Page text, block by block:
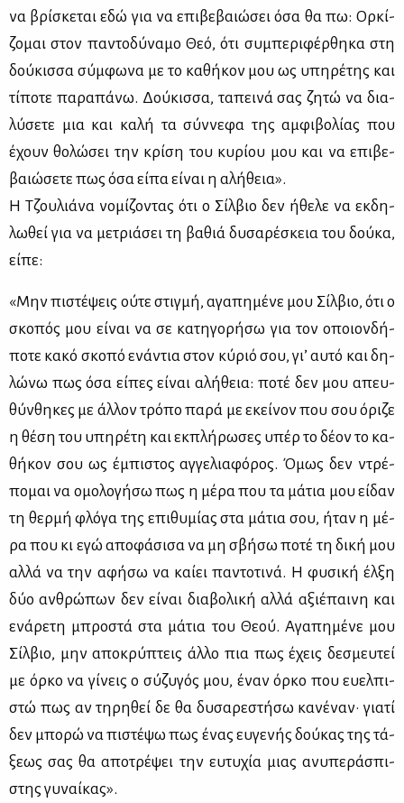
να βρί­σκε­ται εδώ για να επι­βε­βαιώ­σει όσα θα πω: Ορ­κί­
ζο­μαι στον πα­ντο­δύ­να­μο Θεό, ότι συ­μπε­ρι­φέρ­θη­κα στη
δού­κισ­σα σύμ­φω­να με το κα­θή­κον μου ως υπη­ρέ­της και
τί­πο­τε πα­ρα­πά­νω. Δού­κισ­σα, τα­πει­νά σας ζη­τώ να δια­
λύ­σε­τε μια και κα­λή τα σύν­νε­φα της αμ­φι­βο­λί­ας που
έχουν θο­λώ­σει την κρί­ση του κυ­ρί­ου μου και να επι­βε­
βαιώ­σε­τε πως όσα εί­πα εί­ναι η αλή­θεια».
Η Τζου­λιά­να νο­μί­ζο­ντας ότι ο Σίλ­βιο δεν ήθε­λε να εκ­δη­
λω­θεί για να με­τριά­σει τη βα­θιά δυ­σα­ρέ­σκεια του δού­κα,
εί­πε:
«Μην πι­στέ­ψεις ού­τε στιγ­μή, αγα­πη­μέ­νε μου Σίλ­βιο, ότι ο
σκο­πός μου εί­ναι να σε κα­τη­γο­ρή­σω για τον οποιον­δή­
πο­τε κα­κό σκο­πό ενά­ντια στον κύ­ριό σου, γι’ αυ­τό και δη­
λώ­νω πως όσα εί­πες εί­ναι αλή­θεια: πο­τέ δεν μου απευ­
θύν­θη­κες με άλ­λον τρό­πο πα­ρά με εκεί­νον που σου όρι­ζε
η θέ­ση του υπη­ρέ­τη και εκ­πλή­ρω­σες υπέρ το δέ­ον το κα­
θή­κον σου ως έμπι­στος αγ­γε­λια­φό­ρος. Όμως δεν ντρέ­
πο­μαι να ομο­λο­γή­σω πως η μέ­ρα που τα μά­τια μου εί­δαν
τη θερ­μή φλό­γα της επι­θυ­μί­ας στα μά­τια σου, ήταν η μέ­
ρα που κι εγώ απο­φά­σι­σα να μη σβή­σω πο­τέ τη δι­κή μου
αλ­λά να την αφή­σω να καί­ει πα­ντο­τι­νά. Η φυ­σι­κή έλ­ξη
δύο αν­θρώ­πων δεν εί­ναι δια­βο­λι­κή αλ­λά αξιέ­παι­νη και
ενά­ρε­τη μπρο­στά στα μά­τια του Θε­ού. Αγα­πη­μέ­νε μου
Σίλ­βιο, μην απο­κρύ­πτεις άλ­λο πια πως έχεις δε­σμευ­τεί
με όρ­κο να γί­νεις ο σύ­ζυ­γός μου, έναν όρ­κο που ευ­ελ­πι­
στώ πως αν τη­ρη­θεί δε θα δυ­σα­ρε­στή­σω κα­νέ­ναν· για­τί
δεν μπο­ρώ να πι­στέ­ψω πως ένας ευ­γε­νής δού­κας της τά­
ξε­ως σας θα απο­τρέ­ψει την ευ­τυ­χία μιας ανυ­πε­ρά­σπι­
στης γυ­ναί­κας».